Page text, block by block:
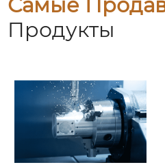
Самые
Продукты